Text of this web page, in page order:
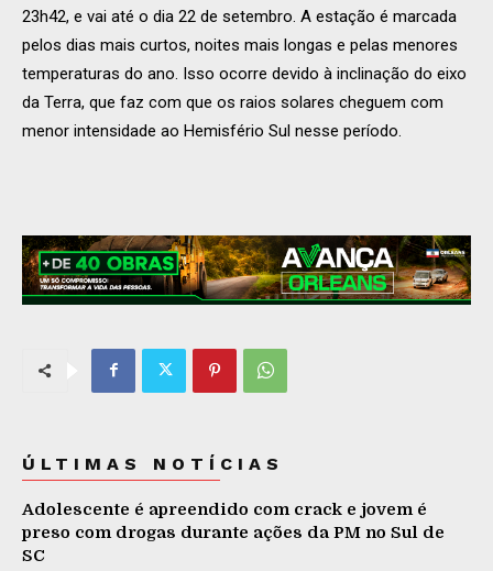
23h42, e vai até o dia 22 de setembro. A estação é marcada
pelos dias mais curtos, noites mais longas e pelas menores
temperaturas do ano. Isso ocorre devido à inclinação do eixo
da Terra, que faz com que os raios solares cheguem com
menor intensidade ao Hemisfério Sul nesse período.
ÚLTIMAS NOTÍCIAS
Adolescente é apreendido com crack e jovem é
preso com drogas durante ações da PM no Sul de
SC